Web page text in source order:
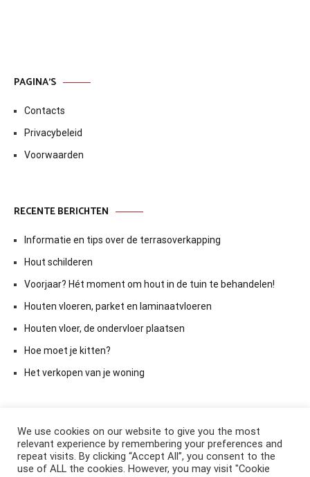
PAGINA’S
Contacts
Privacybeleid
Voorwaarden
RECENTE BERICHTEN
Informatie en tips over de terrasoverkapping
Hout schilderen
Voorjaar? Hét moment om hout in de tuin te behandelen!
Houten vloeren, parket en laminaatvloeren
Houten vloer, de ondervloer plaatsen
Hoe moet je kitten?
Het verkopen van je woning
We use cookies on our website to give you the most
relevant experience by remembering your preferences and
repeat visits. By clicking “Accept All”, you consent to the
use of ALL the cookies. However, you may visit "Cookie